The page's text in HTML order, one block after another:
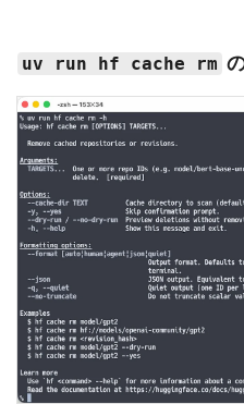
uv run hf cache rm